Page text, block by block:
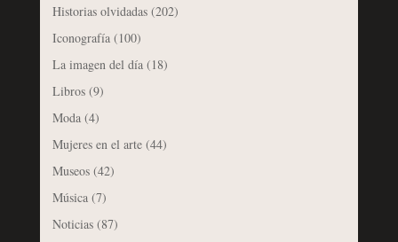
Historias olvidadas(202)
Iconografía(100)
La imagen del día(18)
Libros(9)
Moda(4)
Mujeres en el arte(44)
Museos(42)
Música(7)
Noticias(87)